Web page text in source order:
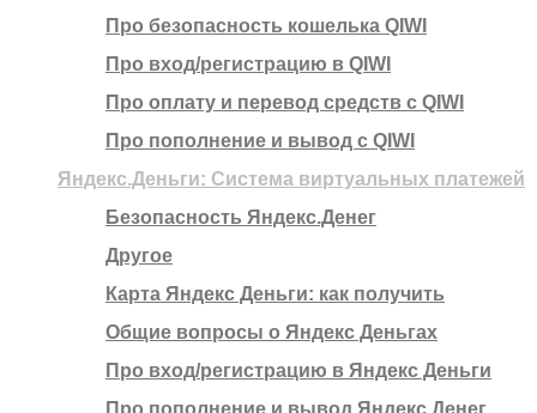
Про безопасность кошелька QIWI
Про вход/регистрацию в QIWI
Про оплату и перевод средств c QIWI
Про пополнение и вывод с QIWI
Яндекс.Деньги: Система виртуальных платежей
Безопасность Яндекс.Денег
Другое
Карта Яндекс Деньги: как получить
Общие вопросы о Яндекс Деньгах
Про вход/регистрацию в Яндекс Деньги